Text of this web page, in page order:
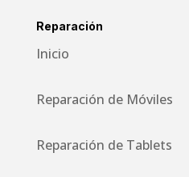
Reparación
Inicio
Reparación de Móviles
Reparación de Tablets